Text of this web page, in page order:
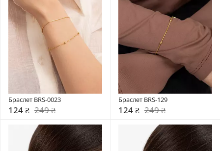
Браслет BRS-0023
124 ₴ 249 ₴
Браслет BRS-129
124 ₴ 249 ₴